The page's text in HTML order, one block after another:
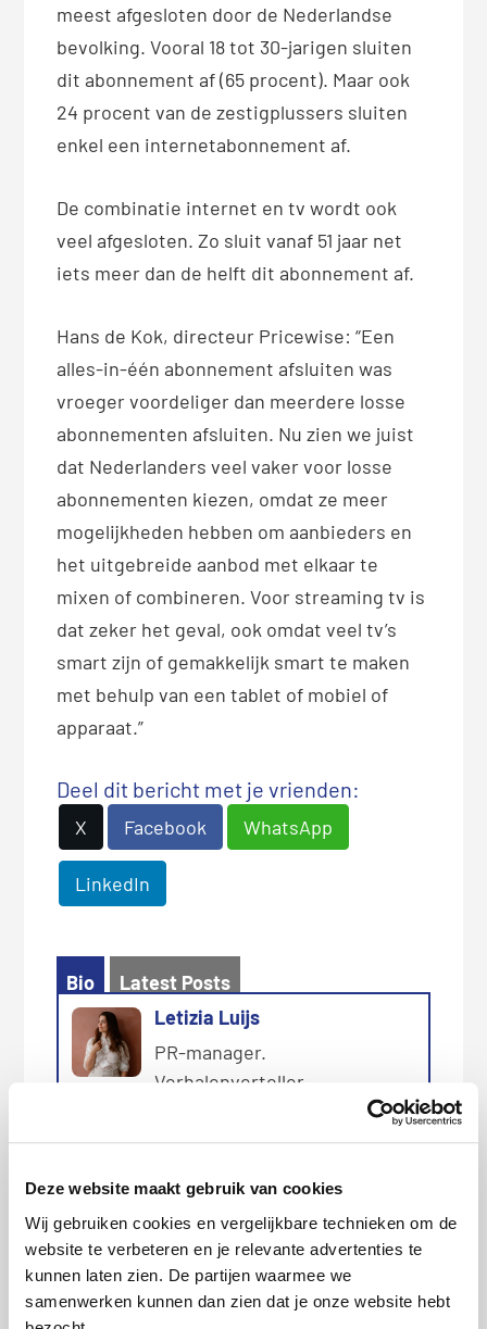
Deze website maakt gebruik van cookies
Wij gebruiken cookies en vergelijkbare technieken om de
website te verbeteren en je relevante advertenties te
kunnen laten zien. De partijen waarmee we
samenwerken kunnen dan zien dat je onze website hebt
meest afgesloten door de Nederlandse
bevolking. Vooral 18 tot 30-jarigen sluiten
dit abonnement af (65 procent). Maar ook
24 procent van de zestigplussers sluiten
enkel een internetabonnement af.
De combinatie internet en tv wordt ook
veel afgesloten. Zo sluit vanaf 51 jaar net
iets meer dan de helft dit abonnement af.
Hans de Kok, directeur Pricewise: “Een
alles-in-één abonnement afsluiten was
vroeger voordeliger dan meerdere losse
abonnementen afsluiten. Nu zien we juist
dat Nederlanders veel vaker voor losse
abonnementen kiezen, omdat ze meer
mogelijkheden hebben om aanbieders en
het uitgebreide aanbod met elkaar te
mixen of combineren. Voor streaming tv is
dat zeker het geval, ook omdat veel tv’s
smart zijn of gemakkelijk smart te maken
met behulp van een tablet of mobiel of
apparaat.”
Deel dit bericht met je vrienden:
X Facebook WhatsApp
LinkedIn
Bio
Latest Posts
Letizia Luijs
PR-manager.
Verhalenverteller.
Nieuwsjager. Drinkt graag
kopjes koffie met
Categorie:Persberichten ,Telecom,Vergelijken